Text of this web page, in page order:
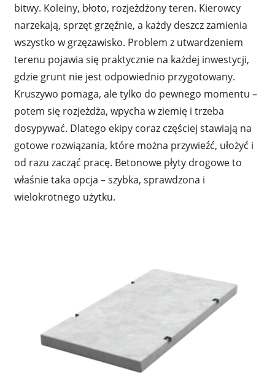
bitwy. Koleiny, błoto, rozjeżdżony teren. Kierowcy
narzekają, sprzęt grzęźnie, a każdy deszcz zamienia
wszystko w grzęzawisko. Problem z utwardzeniem
terenu pojawia się praktycznie na każdej inwestycji,
gdzie grunt nie jest odpowiednio przygotowany.
Kruszywo pomaga, ale tylko do pewnego momentu –
potem się rozjeżdża, wpycha w ziemię i trzeba
dosypywać. Dlatego ekipy coraz częściej stawiają na
gotowe rozwiązania, które można przywieźć, ułożyć i
od razu zacząć pracę. Betonowe płyty drogowe to
właśnie taka opcja – szybka, sprawdzona i
wielokrotnego użytku.